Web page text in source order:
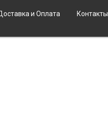
и Оплата
Контакты